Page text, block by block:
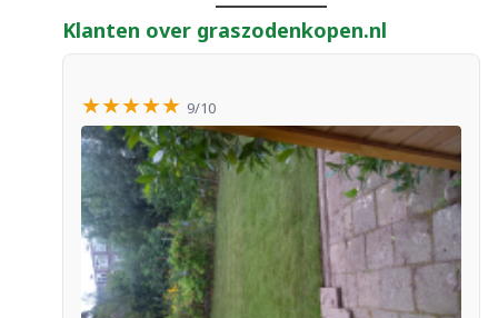
Klanten over graszodenkopen.nl
★★★★★ 9/10